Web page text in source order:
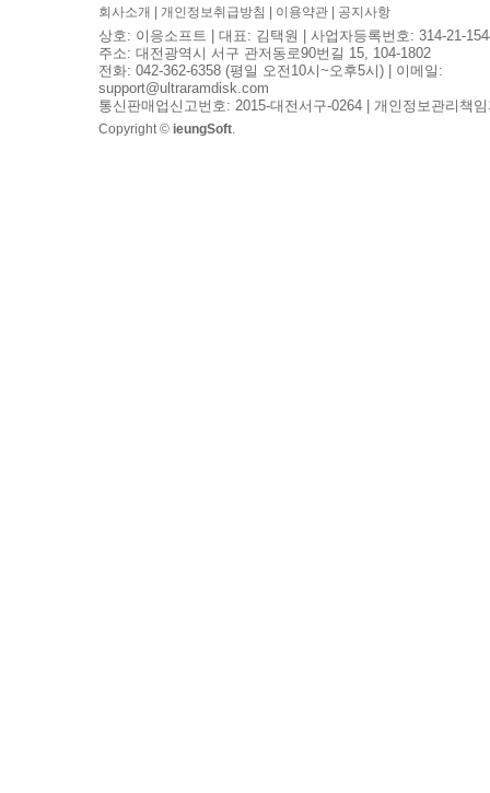
회사소개 개인정보취급방침 이용약관 공지사항
상호: 이응소프트 | 대표: 김택원 | 사업자등록번호: 314-21-
주소: 대전광역시 서구 관저동로90번길 15, 104-1802
전화: 042-362-6358 (평일 오전10시~오후5시) | 이메일:
support@ultraramdisk.com
통신판매업신고번호: 2015-대전서구-0264 | 개인정보관리책
Copyright © ieungSoft.